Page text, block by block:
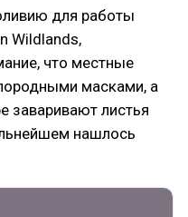
для работы
Wildlands,
что местные
масками, а
заваривают листья
нашлось